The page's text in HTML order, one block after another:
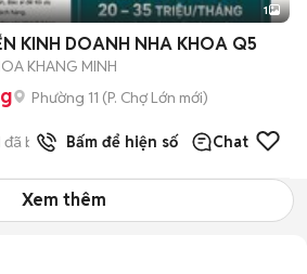
1
KINH DOANH NHA KHOA Q5
KHANG MINH
Phường 11 (P. Chợ Lớn mới)
đã bán Bấm để hiện số Chat
Xem thêm